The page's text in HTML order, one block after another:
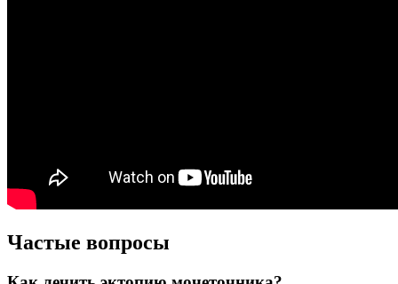
Частые вопросы